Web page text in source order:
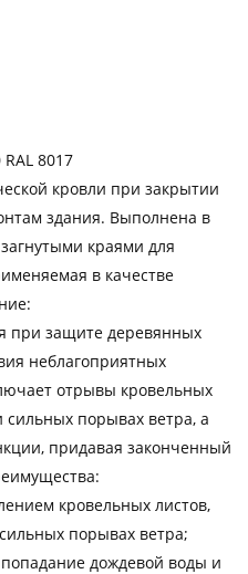
8017
кровли при закрытии
здания. Выполнена в
краями для
в качестве
при защите деревянных
неблагоприятных
отрывы кровельных
порывах ветра, а
придавая законченный
кровельных листов,
порывах ветра;
дождевой воды и